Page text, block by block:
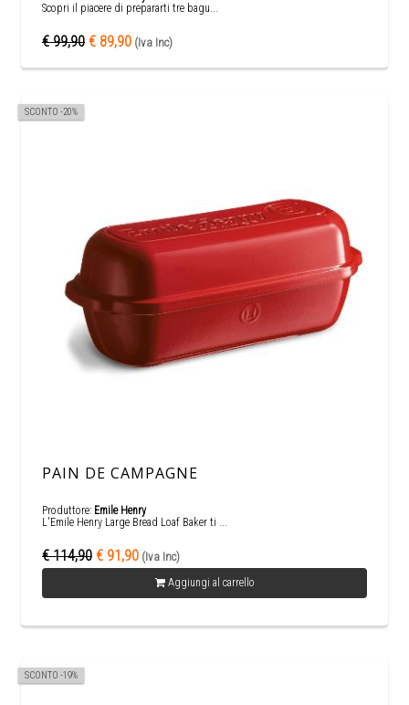
Scopri il piacere di prepararti tre bagu...
€ 99,90 € 89,90 (Iva Inc)
SCONTO -20%
PAIN DE CAMPAGNE
Produttore: Emile Henry
L'Emile Henry Large Bread Loaf Baker ti ...
€ 114,90 € 91,90 (Iva Inc)
Aggiungi al carrello
SCONTO -19%